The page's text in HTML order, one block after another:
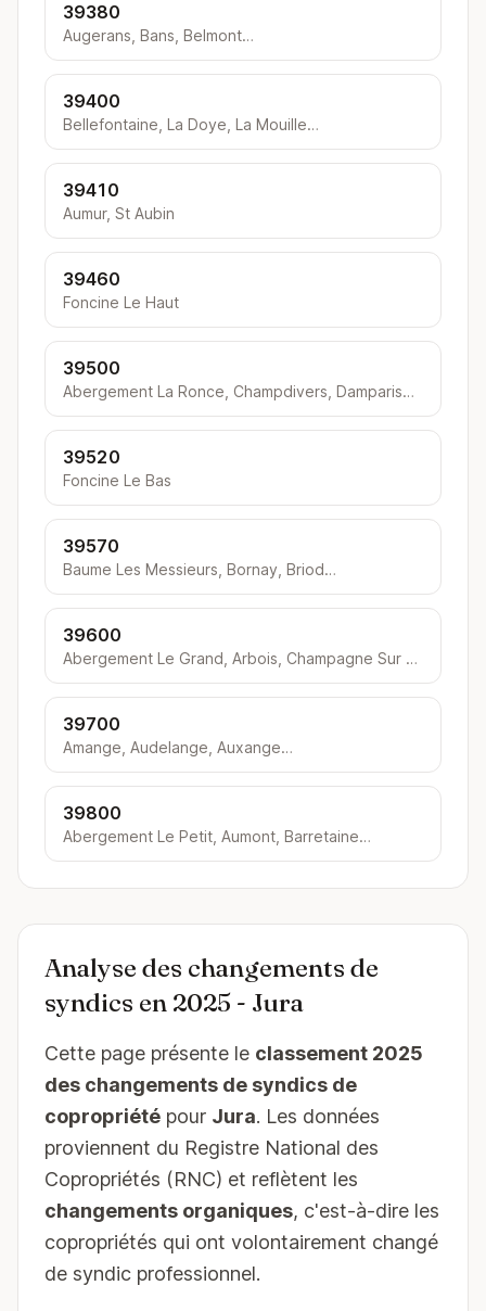
39380
Augerans, Bans, Belmont…
39400
Bellefontaine, La Doye, La Mouille…
39410
Aumur, St Aubin
39460
Foncine Le Haut
39500
Abergement La Ronce, Champdivers, Damparis…
39520
Foncine Le Bas
39570
Baume Les Messieurs, Bornay, Briod…
39600
Abergement Le Grand, Arbois, Champagne Sur Loue…
39700
Amange, Audelange, Auxange…
39800
Abergement Le Petit, Aumont, Barretaine…
Analyse des changements de
syndics en 2025 - Jura
Cette page présente le classement 2025
des changements de syndics de
copropriété pour Jura. Les données
proviennent du Registre National des
Copropriétés (RNC) et reflètent les
changements organiques, c'est-à-dire les
copropriétés qui ont volontairement changé
de syndic professionnel.